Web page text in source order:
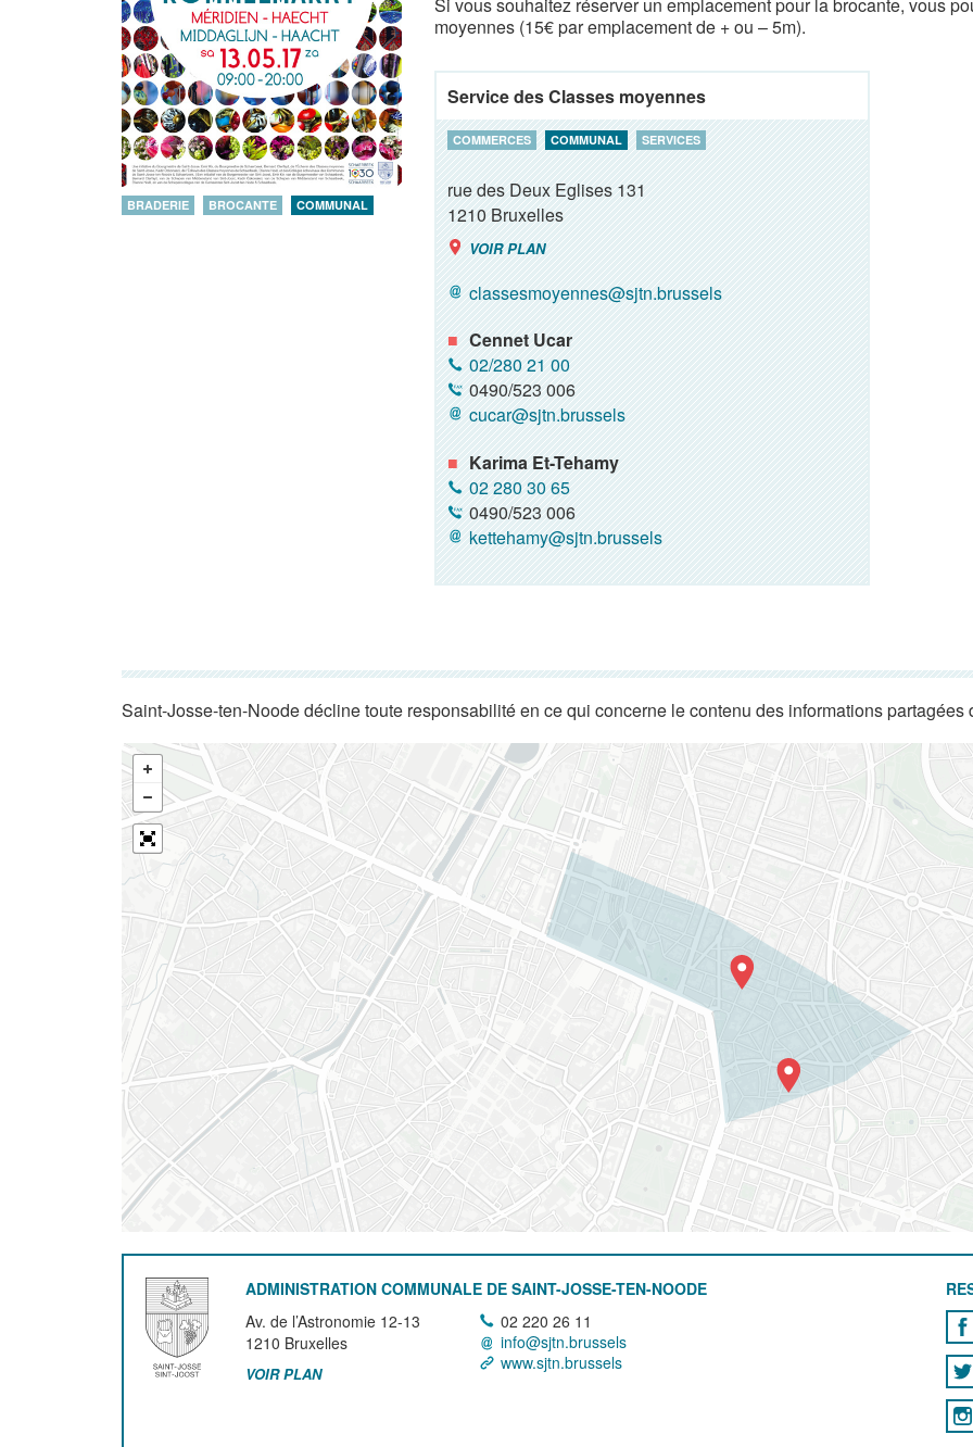
BRADERIE BROCANTE COMMUNAL
moyennes (15€ par emplacement de + ou – 5m).
Service des Classes moyennes
COMMERCES COMMUNAL SERVICES
rue des Deux Eglises 131
1210Bruxelles
VOIR PLAN
classesmoyennes@sjtn.brussels
Cennet Ucar
02/280 21 00
0490/523 006
cucar@sjtn.brussels
Karima Et-Tehamy
02 280 30 65
0490/523 006
kettehamy@sjtn.brussels
Saint-Josse-ten-Noode décline toute responsabilité en ce qui concerne le contenu des informations partagées
ADMINISTRATION COMMUNALE DE SAINT-JOSSE-TEN-NOODE
Av. de l’Astronomie 12-13
1210 Bruxelles
VOIR PLAN
02 220 26 11
info@sjtn.brussels
www.sjtn.brussels